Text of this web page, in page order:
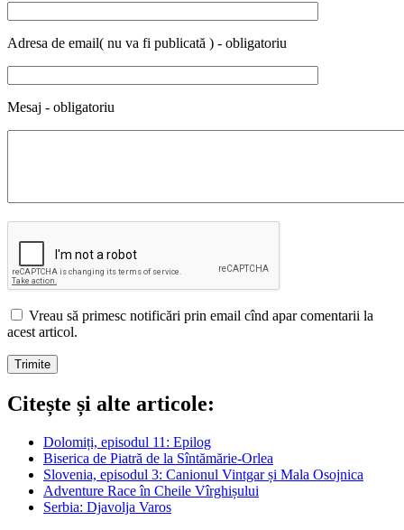
Adresa de email( nu va fi publicată ) - obligatoriu
Mesaj - obligatoriu
Vreau să primesc notificări prin email cînd apar comentarii la
acest articol.
Citește și alte articole:
Dolomiți, episodul 11: Epilog
Biserica de Piatră de la Sîntămărie-Orlea
Slovenia, episodul 3: Canionul Vintgar și Mala Osojnica
Adventure Race în Cheile Vîrghișului
Serbia: Djavolja Varos